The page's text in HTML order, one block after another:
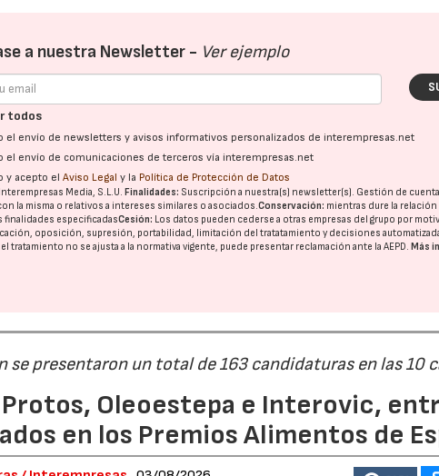
a nuestra Newsletter - Ver ejemplo
todos
el envío de newsletters y avisos informativos personalizados de interempresas.net
el envío de comunicaciones de terceros vía interempresas.net
y acepto elAviso Legal y la Política de Protección de Datos
Interempresas Media, S.L.U.Finalidades: Suscripción a nuestra(s) newsletter(s). Gestión de
la misma o relativos a intereses similares o asociados.Conservación: mientras dure la
finalidades especificadasCesión: Los datos pueden cederse a otras empresas del grupo por
oposición, supresión, portabilidad, limitación del tratatamiento y decisiones
tratamiento no se ajusta a la normativa vigente, puede presentar reclamación ante laAEPD.Más
se presentaron un total de 163 candidaturas en las 10
Protos, Oleoestepa e Interovic,
en los Premios Alimentos de
22/07/2026